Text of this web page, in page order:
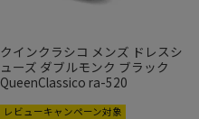
クインクラシコ メンズ ドレスシ
ューズ ダブルモンク ブラック
QueenClassico ra-520
レビューキャンペーン対象